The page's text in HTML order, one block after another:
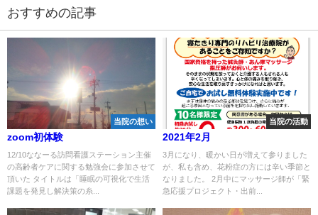
おすすめの記事
当院の想い
zoom初体験
12/10ななーる訪問看護ステーション主催
の高齢者ケアに関する勉強会に参加させて
頂いた タイトルは「睡眠の可視化で生活
課題を発見し解決策の糸...
当院の活動
2021年2月
3月になり、暖かい日が増えて参りました
が、私も含め、花粉症の方には辛い季節と
なりました。 2月中にマッサージ師が「緊
急応援プロジェクト・出前...